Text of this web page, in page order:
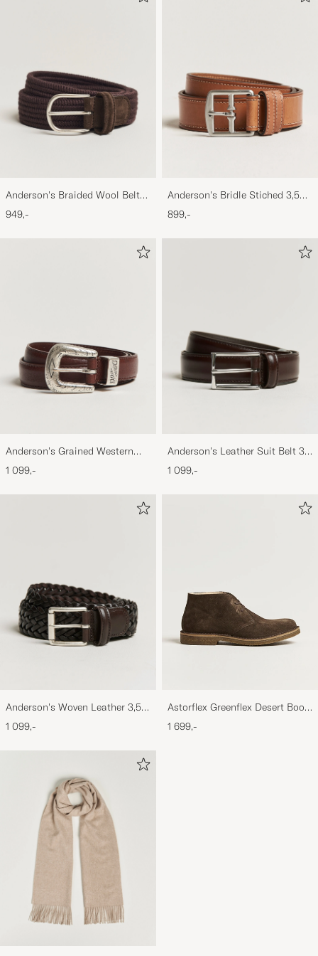
Anderson's Braided Wool Belt
Brown
949,-
Anderson's Bridle Stiched 3,5
cm Leather Belt Tan
899,-
Anderson's Grained Western
Leather Belt 2,5 cm Brown
1 099,-
Anderson's Leather Suit Belt 3
cm Dark Brown
1 099,-
Anderson's Woven Leather 3,5
cm Belt Dark Brown
1 099,-
Astorflex Greenflex Desert Boot
Dark Brown Suede
1 699,-